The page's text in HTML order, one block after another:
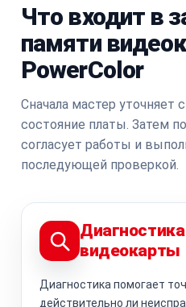
Что входит в
памяти
PowerColor
Сначала мастер
состояние платы. Затем
согласует работы и
последующей проверкой.
видеокарты
Диагностика помогает
действительно ли